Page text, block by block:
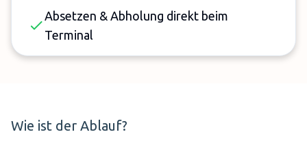
Absetzen & Abholung direkt beim
Terminal
Wie ist der Ablauf?